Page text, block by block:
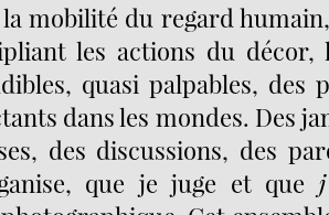
la mobilité du regard
les actions du décor,
quasi palpables, des
dans les mondes. Des
des discussions, des
que je juge et que